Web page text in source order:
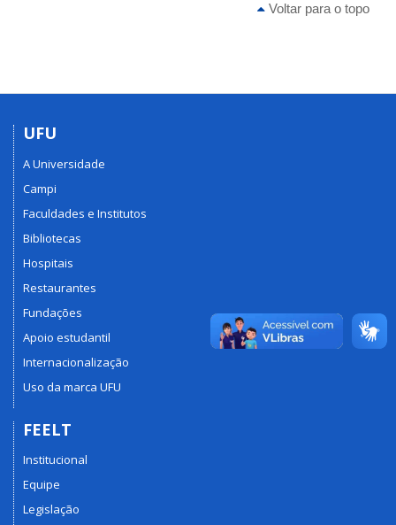
Voltar para o topo
UFU
A Universidade
Campi
Faculdades e Institutos
Bibliotecas
Hospitais
Restaurantes
Fundações
Apoio estudantil
Internacionalização
Uso da marca UFU
FEELT
Institucional
Equipe
Legislação